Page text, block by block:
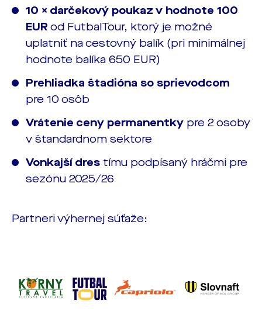
10 × darčekový poukaz v hodnote 100
EUR od FutbalTour, ktorý je možné
uplatniť na cestovný balík (pri minimálnej
hodnote balíka 650 EUR)
Prehliadka štadióna so sprievodcom
pre 10 osôb
Vrátenie ceny permanentky pre 2 osoby
v štandardnom sektore
Vonkajší dres tímu podpísaný hráčmi pre
sezónu 2025/26
Partneri výhernej súťaže: